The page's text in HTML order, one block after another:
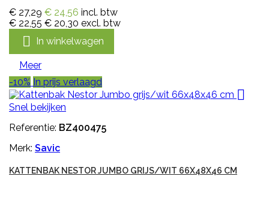
€ 27,29 € 24,56 incl. btw
€ 22,55 € 20,30 excl. btw
 In winkelwagen
Meer
-10% In prijs verlaagd

Snel bekijken
Referentie: BZ400475
Merk: Savic
KATTENBAK NESTOR JUMBO GRIJS/WIT 66X48X46 CM